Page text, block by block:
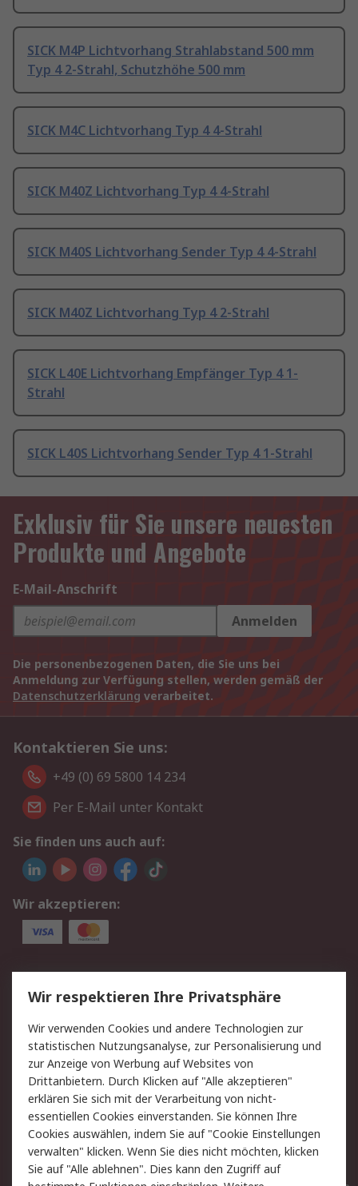
SICK M4P Lichtvorhang Strahlabstand 500 mm
Typ 4 2-Strahl, Schutzhöhe 500 mm
SICK M4C Lichtvorhang Typ 4 4-Strahl
SICK M40Z Lichtvorhang Typ 4 4-Strahl
SICK M40S Lichtvorhang Sender Typ 4 4-Strahl
SICK M40Z Lichtvorhang Typ 4 2-Strahl
SICK L40E Lichtvorhang Empfänger Typ 4 1-
Strahl
SICK L40S Lichtvorhang Sender Typ 4 1-Strahl
Exklusiv für Sie unsere neuesten
Produkte und Angebote
E-Mail-Anschrift
Anmelden
Die personenbezogenen Daten, die Sie uns bei
Anmeldung zur Verfügung stellen, werden gemäß der
Datenschutzerklärung verarbeitet.
Kontaktieren Sie uns:
+49 (0) 69 5800 14 234
Per E-Mail unter Kontakt
Sie finden uns auch auf:
Wir akzeptieren:
Service
Value Added Services
Lieferlösungen
Rücksendungen
Kontakt
Hilfe
Privatkunden
Rechtliches
AGB
Datenschutz
Cookie-Richtlinie
Zahlungsbedingungen
Copyright/Impressum
Entsorgung
Wir respektieren Ihre Privatsphäre
Wir verwenden Cookies und andere Technologien zur
statistischen Nutzungsanalyse, zur Personalisierung und
zur Anzeige von Werbung auf Websites von
Drittanbietern. Durch Klicken auf "Alle akzeptieren"
erklären Sie sich mit der Verarbeitung von nicht-
essentiellen Cookies einverstanden. Sie können Ihre
Cookies auswählen, indem Sie auf "Cookie Einstellungen
verwalten" klicken. Wenn Sie dies nicht möchten, klicken
Sie auf "Alle ablehnen". Dies kann den Zugriff auf